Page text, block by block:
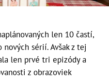
len 10 častí,
sérií. Avšak z tej
len prvé tri epizódy a
z obrazoviek